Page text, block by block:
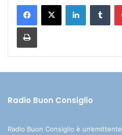
Radio Buon Consiglio
Radio Buon Consiglio è